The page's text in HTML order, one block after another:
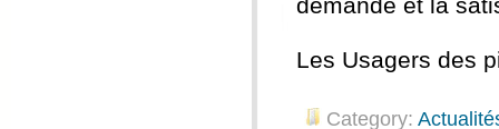
Les Usagers des
Category: